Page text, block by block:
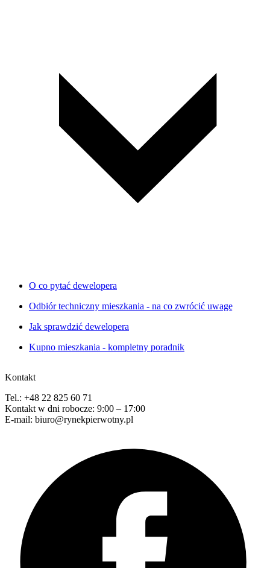
O co pytać dewelopera
Odbiór techniczny mieszkania - na co zwrócić uwagę
Jak sprawdzić dewelopera
Kupno mieszkania - kompletny poradnik
Kontakt
Tel.: +48 22 825 60 71
Kontakt w dni robocze: 9:00 – 17:00
E-mail: biuro@rynekpierwotny.pl